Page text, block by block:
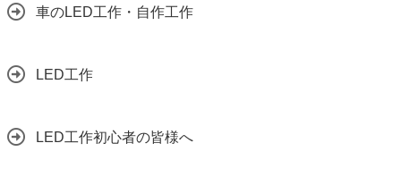
車のLED工作・自作工作
LED工作
LED工作初心者の皆様へ